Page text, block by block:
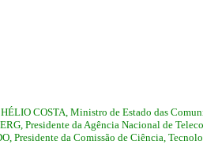
COSTA, Ministro de Estado das
Presidente da Agência Nacional de
Presidente da Comissão de Ciência,